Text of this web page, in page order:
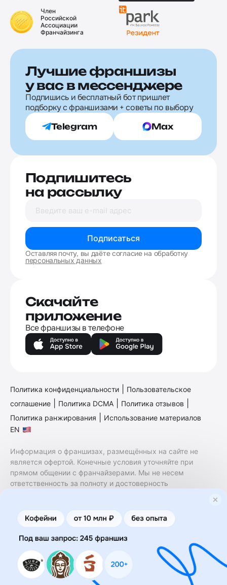
Член
Российской
Ассоциации
Франчайзинга
Лучшие франшизы
у вас в мессенджере
Подпишись и бесплатный бот пришлет
подборку с франшизами + советы по выбору
Telegram Max
Подпишитесь
на рассылку
Подписаться
Оставляя почту, вы даёте согласие на обработку
персональных данных
Скачайте
приложение
Все франшизы в телефоне
Политика конфиденциальности
Пользовательское
соглашение
Политика DCMA Политика отзывов
Политика ранжирования
Использование материалов
EN
Информация о франшизах, размещённых на сайте не
является офертой. Конечные условия уточняйте при
прямом общении с франчайзерами. Мы не несем
ответственность за полноту и достоверность
финансовые услуги. Заключение договоров
коммерческой концессии (франчайзинга) осуществляется
правообладателями/их представителями. Бизнесменс.ру
не является посредником или представителем
правообладателя и не несет ответственность за условия
предоставления франшизы и действия лиц,
осуществленные на основании информации, имеющейся